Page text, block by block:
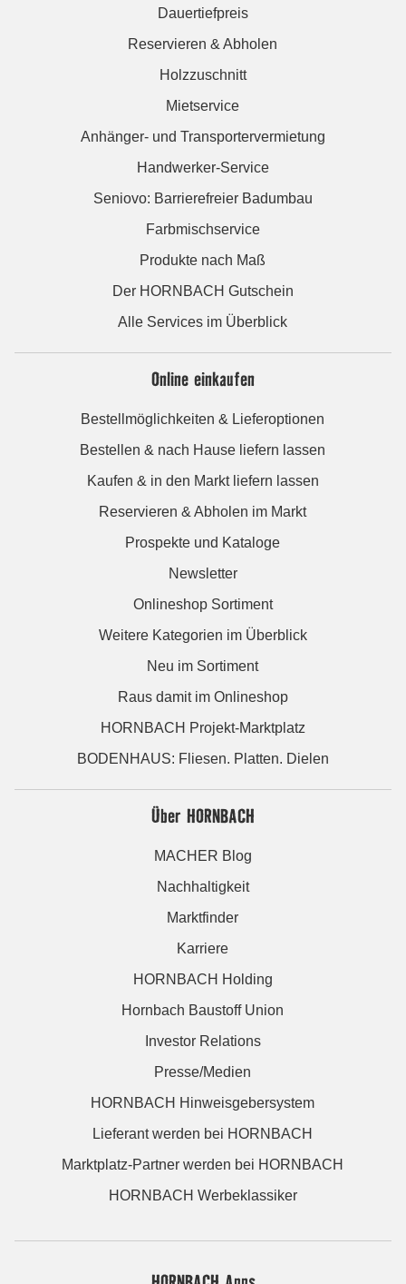
Dauertiefpreis
Reservieren & Abholen
Holzzuschnitt
Mietservice
Anhänger- und Transportervermietung
Handwerker-Service
Seniovo: Barrierefreier Badumbau
Farbmischservice
Produkte nach Maß
Der HORNBACH Gutschein
Alle Services im Überblick
Online einkaufen
Bestellmöglichkeiten & Lieferoptionen
Bestellen & nach Hause liefern lassen
Kaufen & in den Markt liefern lassen
Reservieren & Abholen im Markt
Prospekte und Kataloge
Newsletter
Onlineshop Sortiment
Weitere Kategorien im Überblick
Neu im Sortiment
Raus damit im Onlineshop
HORNBACH Projekt-Marktplatz
BODENHAUS: Fliesen. Platten. Dielen
Über HORNBACH
MACHER Blog
Nachhaltigkeit
Marktfinder
Karriere
HORNBACH Holding
Hornbach Baustoff Union
Investor Relations
Presse/Medien
HORNBACH Hinweisgebersystem
Lieferant werden bei HORNBACH
Marktplatz-Partner werden bei HORNBACH
HORNBACH Werbeklassiker